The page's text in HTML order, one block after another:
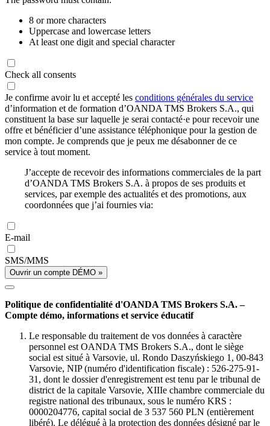
8 or more characters
Uppercase and lowercase letters
At least one digit and special character
Check all consents
Je confirme avoir lu et accepté les conditions générales du service
d’information et de formation d’OANDA TMS Brokers S.A., qui
constituent la base sur laquelle je serai contacté·e pour recevoir une
offre et bénéficier d’une assistance téléphonique pour la gestion de
mon compte. Je comprends que je peux me désabonner de ce
service à tout moment.
J’accepte de recevoir des informations commerciales de la part
d’OANDA TMS Brokers S.A. à propos de ses produits et
services, par exemple des actualités et des promotions, aux
coordonnées que j’ai fournies via:
E-mail
SMS/MMS
Ouvrir un compte DÉMO »
Politique de confidentialité d'OANDA TMS Brokers S.A. –
Compte démo, informations et service éducatif
Le responsable du traitement de vos données à caractère
personnel est OANDA TMS Brokers S.A., dont le siège
social est situé à Varsovie, ul. Rondo Daszyńskiego 1, 00-843
Varsovie, NIP (numéro d'identification fiscale) : 526-275-91-
31, dont le dossier d'enregistrement est tenu par le tribunal de
district de la capitale Varsovie, XIIIe chambre commerciale du
registre national des tribunaux, sous le numéro KRS :
0000204776, capital social de 3 537 560 PLN (entièrement
libéré). Le délégué à la protection des données désigné par le